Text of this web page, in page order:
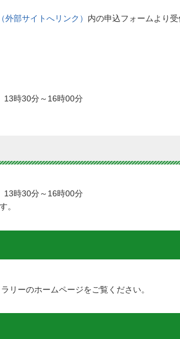
部サイトへリンク） 内の申込フォームより
時30分～16時00分
時30分～16時00分
。
リーのホームページをご覧ください。